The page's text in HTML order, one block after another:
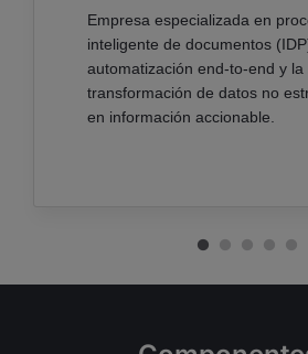
Empresa especializada en
inteligente de documentos
automatización end‑to‑end y la
transformación de datos no
en información accionable.